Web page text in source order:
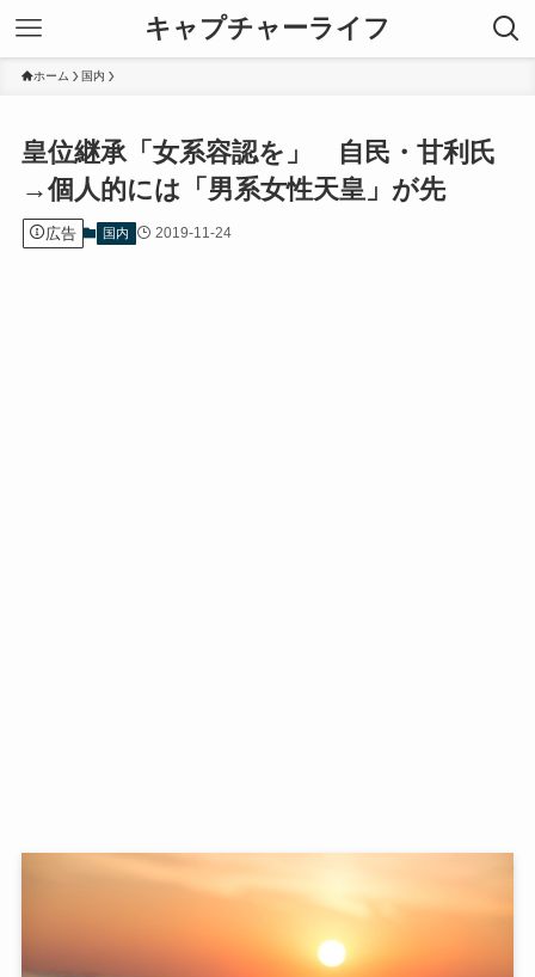
キャプチャーライフ
ホーム 国内
皇位継承「女系容認を」 自民・甘利氏
→個人的には「男系女性天皇」が先
広告 国内 2019-11-24